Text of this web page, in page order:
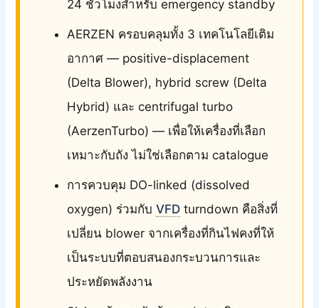
24 ชั่วโมงสำหรับ emergency standby
AERZEN ครอบคลุมทั้ง 3 เทคโนโลยีเติม
อากาศ — positive-displacement
(Delta Blower), hybrid screw (Delta
Hybrid) และ centrifugal turbo
(AerzenTurbo) — เพื่อให้เครื่องที่เลือก
เหมาะกับถัง ไม่ใช่เลือกตาม catalogue
การควบคุม DO-linked (dissolved
oxygen) ร่วมกับ VFDturndown คือสิ่งที่
เปลี่ยน blower จากเครื่องที่กินไฟคงที่ให้
เป็นระบบที่ตอบสนองกระบวนการและ
ประหยัดพลังงาน